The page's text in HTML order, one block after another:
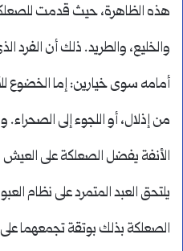
هذه الظاهرة، حيث قدمت للصعلكة
والخليع، والطريد. ذلك أن الفرد
أمامه سوى خيارين: إما الخضوع
من إذلال، أو اللجوء إلى
الأنفة يفضل الصعلكة على العيش
يلتحق العبد المتمرد على نظام
الصعلكة بذلك بوتقة تجمعهما